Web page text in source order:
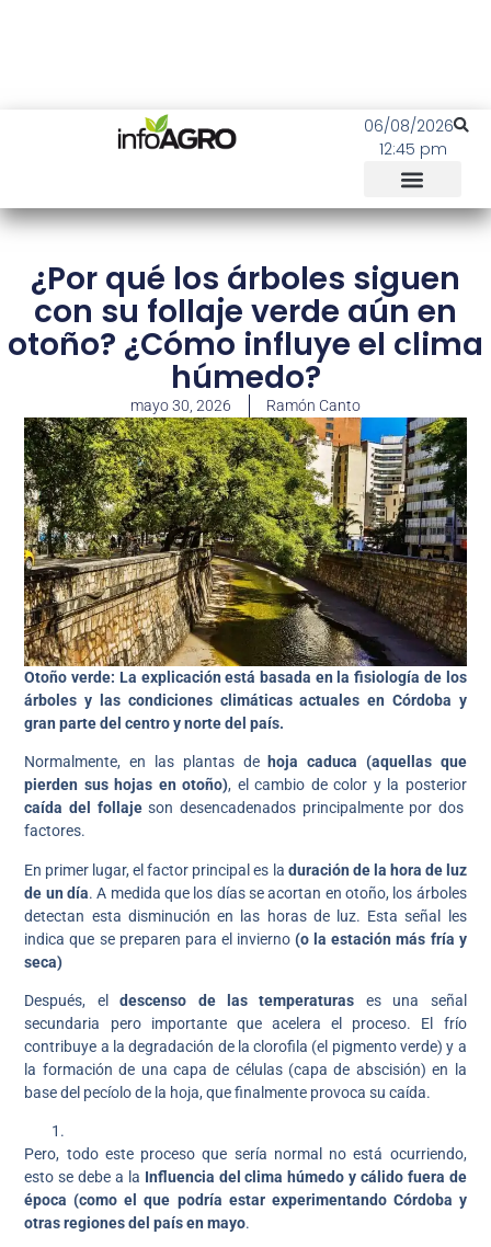
06/08/2026
12:45 pm
¿Por qué los árboles siguen
con su follaje verde aún en
otoño? ¿Cómo influye el clima
húmedo?
mayo 30, 2026 Ramón Canto
Otoño verde: La explicación está basada en la fisiología de los
árboles y las condiciones climáticas actuales en Córdoba y
gran parte del centro y norte del país.
Normalmente, en las plantas dehoja caduca (aquellas que
pierden sus hojas en otoño), el cambio de color y la posterior
caída del follajeson desencadenados principalmente por dos
factores.
En primer lugar, el factor principal es la duración de la hora de luz
de un día. A medida que los días se acortan en otoño, los árboles
detectan esta disminución en las horas de luz. Esta señal les
indica que se preparen para el invierno(o la estación más fría y
seca)
Después, eldescenso de las temperaturas es una señal
secundaria pero importante que acelera el proceso. El frío
contribuye a la degradación de la clorofila (el pigmento verde) y a
la formación de una capa de células (capa de abscisión) en la
base del pecíolo de la hoja, que finalmente provoca su caída.
Pero, todo este proceso que sería normal no está ocurriendo,
esto se debe a la Influencia del clima húmedo y cálido fuera de
época (como el que podría estar experimentando Córdoba y
otras regiones del país en mayo.